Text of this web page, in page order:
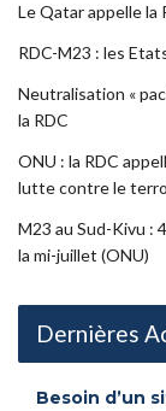
Le Qatar appelle la
RDC-M23 : les
Neutralisation «
la RDC
ONU : la RDC
lutte contre le
M23 au Sud-Kivu :
la mi-juillet (ONU)
Dernières
Besoin d’un